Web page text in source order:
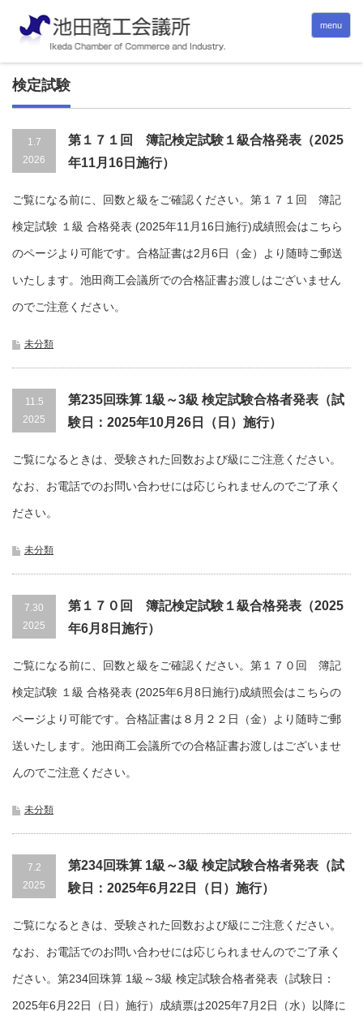
menu
検定試験
1.7
2026
第１７１回 簿記検定試験１級合格発表（2025
年11月16日施行）
ご覧になる前に、回数と級をご確認ください。第１７１回 簿記
検定試験 １級 合格発表 (2025年11月16日施行)成績照会はこちら
のページより可能です。合格証書は2月6日（金）より随時ご郵送
いたします。池田商工会議所での合格証書お渡しはございません
のでご注意ください。
未分類
11.5
2025
第235回珠算 1級～3級 検定試験合格者発表（試
験日：2025年10月26日（日）施行）
ご覧になるときは、受験された回数および級にご注意ください。
なお、お電話でのお問い合わせには応じられませんのでご了承く
ださい。
未分類
7.30
2025
第１７０回 簿記検定試験１級合格発表（2025
年6月8日施行）
ご覧になる前に、回数と級をご確認ください。第１７０回 簿記
検定試験 １級 合格発表 (2025年6月8日施行)成績照会はこちらの
ページより可能です。合格証書は８月２２日（金）より随時ご郵
送いたします。池田商工会議所での合格証書お渡しはございませ
んのでご注意ください。
未分類
7.2
2025
第234回珠算 1級～3級 検定試験合格者発表（試
験日：2025年6月22日（日）施行）
ご覧になるときは、受験された回数および級にご注意ください。
なお、お電話でのお問い合わせには応じられませんのでご了承く
ださい。第234回珠算 1級～3級 検定試験合格者発表（試験日：
2025年6月22日（日）施行）成績票は2025年7月2日（水）以降に